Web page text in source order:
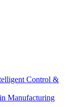
Control &
Manufacturing